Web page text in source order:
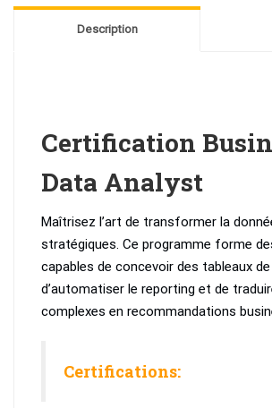
Description
Certification
Data Analyst
Maîtrisez l’art de transformer la
stratégiques. Ce programme forme
capables de concevoir des tableaux
d’automatiser le reporting et de
complexes en recommandations
Certifications: